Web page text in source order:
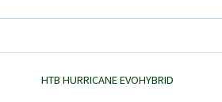
HTB HURRICANE EVOHYBRID